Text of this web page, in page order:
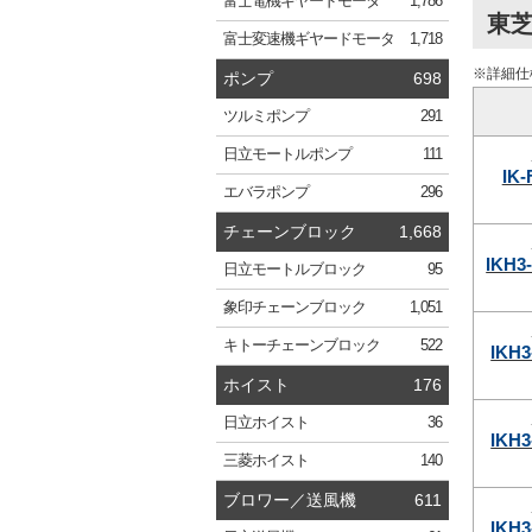
富士変速機ギヤードモータ 1,718
ポンプ 698
ツルミ ポンプ 291
日立モートルポンプ 111
エバラポンプ 296
チェーンブロック 1,668
日立モートルブロック 95
象印チェーンブロック 1,051
キトーチェーンブロック 522
ホイスト 176
日立ホイスト 36
三菱ホイスト 140
ブロワー／送風機 611
東
※詳細仕
IK-